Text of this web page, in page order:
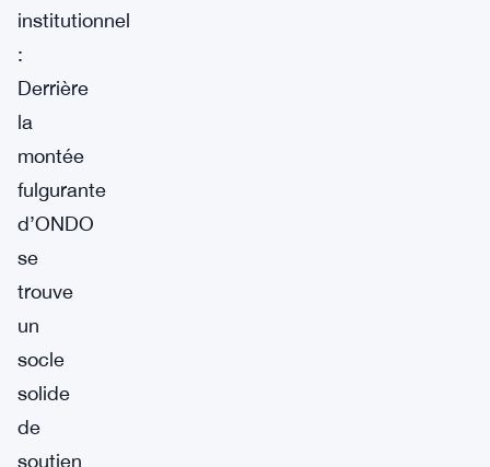
institutionnel
:
Derrière
la
montée
fulgurante
d’ONDO
se
trouve
un
socle
solide
de
soutien